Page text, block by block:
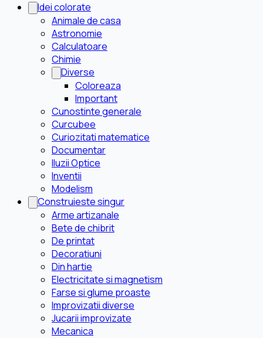
Idei colorate
Animale de casa
Astronomie
Calculatoare
Chimie
Diverse
Coloreaza
Important
Cunostinte generale
Curcubee
Curiozitati matematice
Documentar
Iluzii Optice
Inventii
Modelism
Construieste singur
Arme artizanale
Bete de chibrit
De printat
Decoratiuni
Din hartie
Electricitate si magnetism
Farse si glume proaste
Improvizatii diverse
Jucarii improvizate
Mecanica